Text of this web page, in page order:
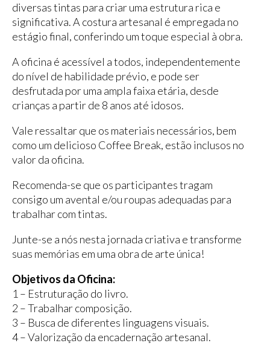
diversas tintas para criar uma estrutura rica e
significativa. A costura artesanal é empregada no
estágio final, conferindo um toque especial à obra.
A oficina é acessível a todos, independentemente
do nível de habilidade prévio, e pode ser
desfrutada por uma ampla faixa etária, desde
crianças a partir de 8 anos até idosos.
Vale ressaltar que os materiais necessários, bem
como um delicioso Coffee Break, estão inclusos no
valor da oficina.
Recomenda-se que os participantes tragam
consigo um avental e/ou roupas adequadas para
trabalhar com tintas.
Junte-se a nós nesta jornada criativa e transforme
suas memórias em uma obra de arte única!
Objetivos da Oficina:
1 – Estruturação do livro.
2 – Trabalhar composição.
3 – Busca de diferentes linguagens visuais.
4 – Valorização da encadernação artesanal.